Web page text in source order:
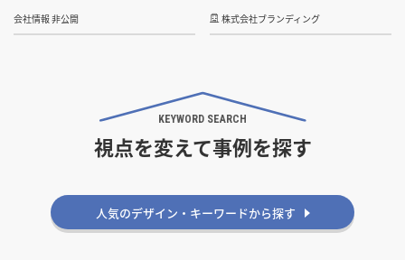
会社情報 非公開
株式会社ブランディング
KEYWORD SEARCH
視点を変えて事例を探す
人気のデザイン・キーワードから探す